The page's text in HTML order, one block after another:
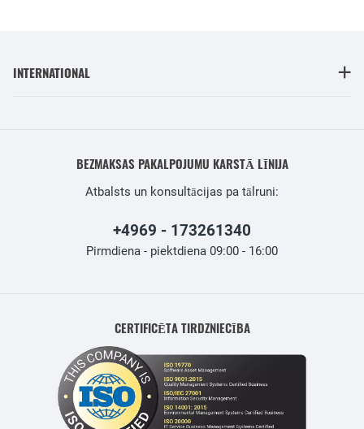
INTERNATIONAL
BEZMAKSAS PAKALPOJUMU KARSTĀ LĪNIJA
Atbalsts un konsultācijas pa tālruni:
+4969 - 173261340
Pirmdiena - piektdiena 09:00 - 16:00
CERTIFICĒTA TIRDZNIECĪBA